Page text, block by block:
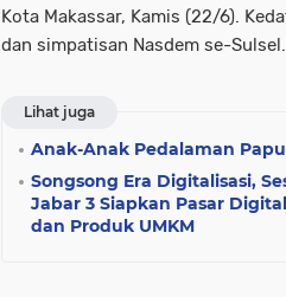
Kota Makassar, Kamis (22/6).
dan simpatisan Nasdem se-Sulsel.
Lihat juga
Anak-Anak Pedalaman
Songsong Era Digitalisasi,
Jabar 3 Siapkan Pasar
dan Produk UMKM